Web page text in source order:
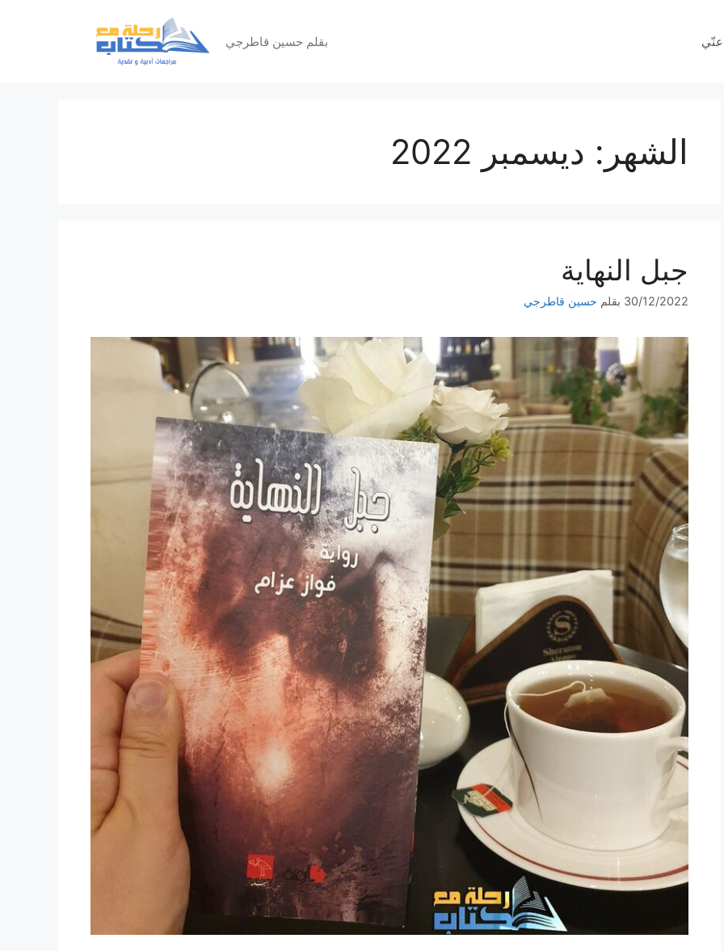
بقلم حسين قاطرجي عنّي
الشهر: ديسمبر 2022
جبل النهاية
30/12/2022 بقلم حسين قاطرجي